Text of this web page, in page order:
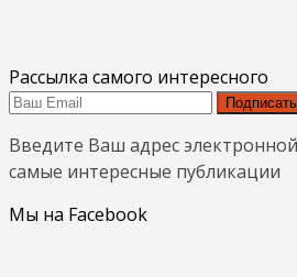
Рассылка самого интересного
Введите Ваш адрес
самые интересные публикации
Мы на Facebook